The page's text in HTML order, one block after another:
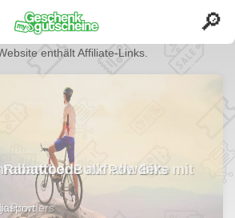
enthält Affiliate-Links.
bei Bulk Powders mit
Powders